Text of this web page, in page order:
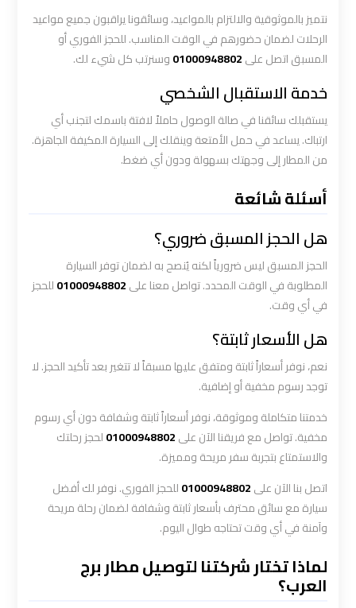
نتميز بالموثوقية والالتزام بالمواعيد، وسائقونا يراقبون جميع مواعيد
الرحلات لضمان حضورهم في الوقت المناسب. للحجز الفوري أو
المسبق اتصل على01000948802وسنرتب كل شيء لك.
خدمة الاستقبال الشخصي
يستقبلك سائقنا في صالة الوصول حاملاً لافتة باسمك لتجنب أي
ارتباك. يساعد في حمل الأمتعة وينقلك إلى السيارة المكيفة الجاهزة.
من المطار إلى وجهتك بسهولة ودون أي ضغط.
أسئلة شائعة
هل الحجز المسبق ضروري؟
الحجز المسبق ليس ضرورياً لكنه يُنصح به لضمان توفر السيارة
المطلوبة في الوقت المحدد. تواصل معنا على01000948802للحجز
في أي وقت.
هل الأسعار ثابتة؟
نعم، نوفر أسعاراً ثابتة ومتفق عليها مسبقاً لا تتغير بعد تأكيد الحجز. لا
توجد رسوم مخفية أو إضافية.
خدمتنا متكاملة وموثوقة، نوفر أسعاراً ثابتة وشفافة دون أي رسوم
مخفية. تواصل مع فريقنا الآن على01000948802لحجز رحلتك
والاستمتاع بتجربة سفر مريحة ومميزة.
اتصل بنا الآن على01000948802للحجز الفوري. نوفر لك أفضل
سيارة مع سائق محترف بأسعار ثابتة وشفافة لضمان رحلة مريحة
وآمنة في أي وقت تحتاجه طوال اليوم.
لماذا تختار شركتنا لتوصيل مطار برج
العرب؟
ليموزين
المطار
الساخن
ليموزين
توصيل
المطار
اكتوبر
ليموزين
القاهرة
أسعار
ليموزين
القاهرة
الساخن
ليموزين
القاهرة